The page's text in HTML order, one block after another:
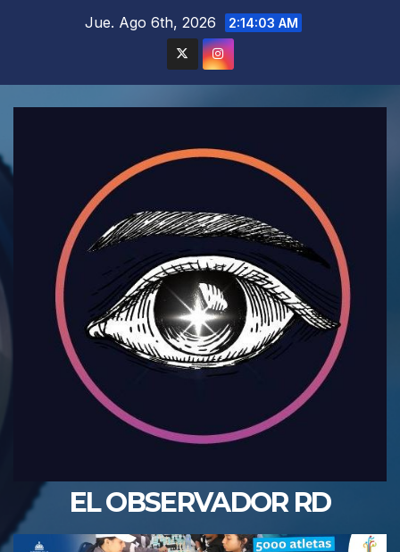
Jue. Ago 6th, 2026 2:14:04 AM
EL OBSERVADOR RD